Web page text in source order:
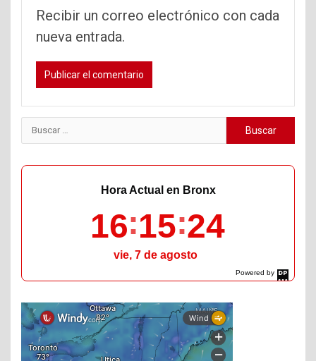
Recibir un correo electrónico con cada
nueva entrada.
Buscar:
Powered by
DaysPedia.com
Hora Actual en Bronx
16 15 25
vie, 7 de agosto